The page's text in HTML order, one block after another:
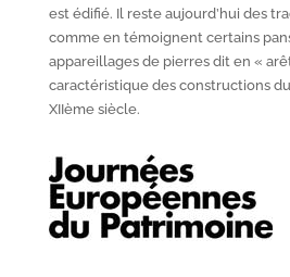
est édifié. Il reste aujourd’hui des
comme en témoignent certains
appareillages de pierres dit en «
caractéristique des constructions
XIIèmesiècle.